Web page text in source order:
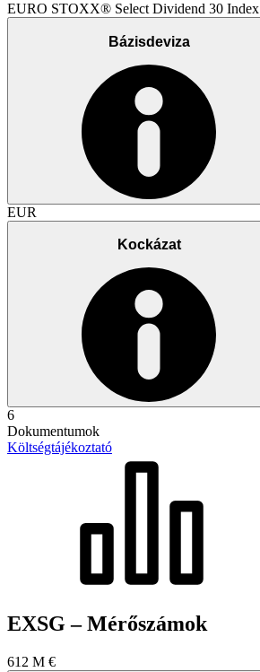
EURO STOXX® Select Dividend 30 Index
Bázisdeviza
EUR
Kockázat
6
Dokumentumok
Költségtájékoztató
EXSG – Mérőszámok
612 M €